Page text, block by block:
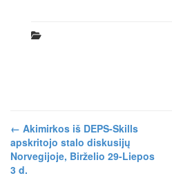
← Akimirkos iš DEPS-Skills
apskritojo stalo diskusijų
Norvegijoje, Birželio 29-Liepos
3 d.